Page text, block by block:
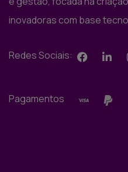
inovadoras com base
Redes Sociais:
Pagamentos